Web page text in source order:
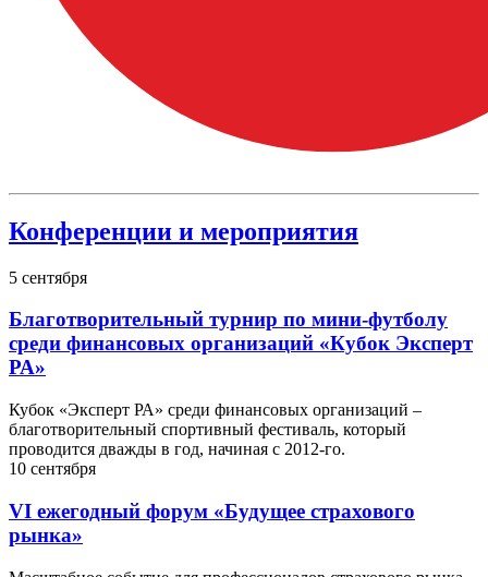
Конференции и мероприятия
5 сентября
Благотворительный турнир по мини-футболу
среди финансовых организаций «Кубок Эксперт
РА»
Кубок «Эксперт РА» среди финансовых организаций –
благотворительный спортивный фестиваль, который
проводится дважды в год, начиная с 2012-го.
10 сентября
VI ежегодный форум «Будущее страхового
рынка»